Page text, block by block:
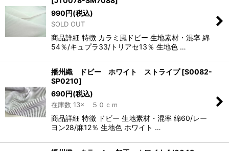
990円(税込)
SOLD OUT
商品詳細 特徴 カラミ風ドビー 生地素材・混率 綿
54％/キュプラ33/トリアセ13％ 生地色 …
播州織 ドビー ホワイト ストライプ [S0082-
SP0210]
690円(税込)
在庫数 13× ５０ｃｍ
商品詳細 特徴 ドビー 生地素材・混率 綿60/レー
ヨン28/麻12％ 生地色 ホワイト …